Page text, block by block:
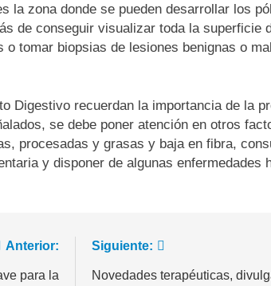
la zona donde se pueden desarrollar los
de conseguir visualizar toda la superficie
tomar biopsias de lesiones benignas o
Digestivo recuerdan la importancia de la
se debe poner atención en otros
procesadas y grasas y baja en fibra,
y disponer de algunas enfermedades
Anterior:
para la
Siguiente:
Novedades terapéuticas,